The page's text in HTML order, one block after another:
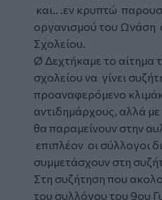
και.. .εν κρυπτώ
οργανισμού του Ωνάση
Σχολείου.
Ø Δεχτήκαμε το αίτημα
σχολείου να γίνει
προαναφερόμενο
αντιδημάρχους, αλλά με
θα παραμείνουν στην
επιπλέον οι σύλλογοι
συμμετάσχουν στη
Στη συζήτηση που
του συλλόγου του 9ου